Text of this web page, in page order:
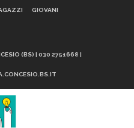
GIOVANI
(BS) | 030 2751668 |